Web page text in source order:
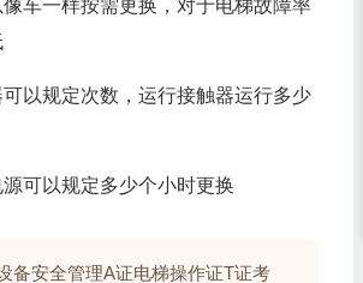
车一样按需更换，对于电梯故障率
以规定次数，运行接触器运行多少
可以规定多少个小时更换
备安全管理A证电梯操作证T证考